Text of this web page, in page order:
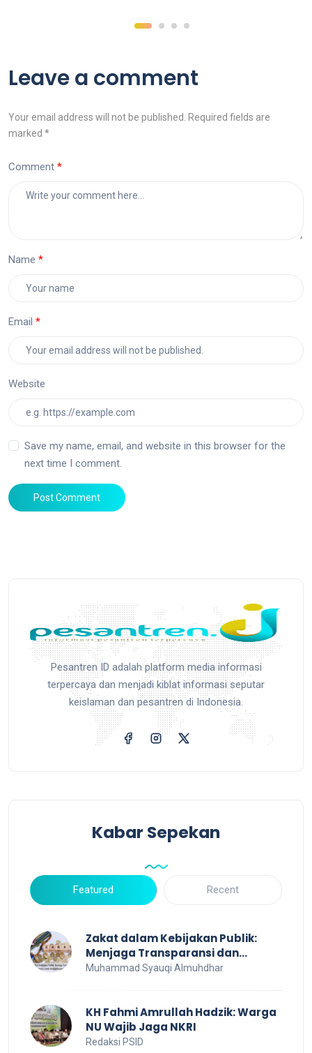
Leave a comment
Your email address will not be published. Required fields are
marked *
Comment
Name
Email
Website
Save my name, email, and website in this browser for the
next time I comment.
Post Comment
Pesantren ID adalah platform media informasi
terpercaya dan menjadi kiblat informasi seputar
keislaman dan pesantren di Indonesia.
Kabar Sepekan
Featured Recent
Zakat dalam Kebijakan Publik:
Menjaga Transparansi dan
Efisiensi untuk Kesejahteraan
Muhammad Syauqi Almuhdhar
KH Fahmi Amrullah Hadzik: Warga
NU Wajib Jaga NKRI
Redaksi PSID